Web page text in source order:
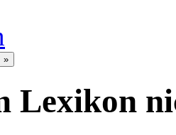
Lexikon